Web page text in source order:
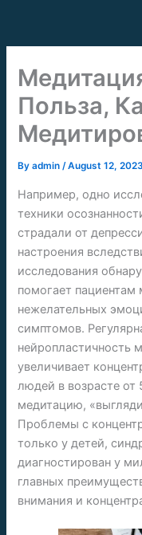
content
Польза,
Byadmin/August 12, 2023
Например, одно
техники
страдали от
настроения
исследования
помогает пациентам
нежелательных
симптомов.
нейропластичность
увеличивает
людей в возрасте от
медитацию,
Проблемы с
только у детей,
диагностирован у
главных
внимания и